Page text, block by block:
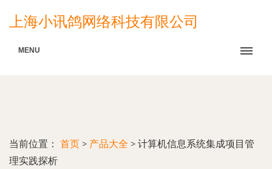
上海小讯鸽网络科技有限公司
MENU
当前位置： 首页 > 产品大全 > 计算机信息系统集成项目管
理实践探析